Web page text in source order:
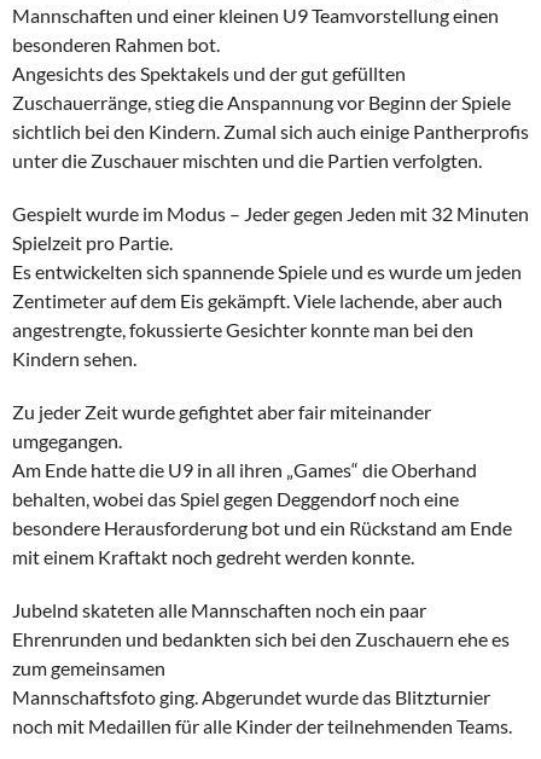
Mannschaften und einer kleinen U9 Teamvorstellung einen
besonderen Rahmen bot.
Angesichts des Spektakels und der gut gefüllten
Zuschauerränge, stieg die Anspannung vor Beginn der Spiele
sichtlich bei den Kindern. Zumal sich auch einige Pantherprofis
unter die Zuschauer mischten und die Partien verfolgten.
Gespielt wurde im Modus – Jeder gegen Jeden mit 32 Minuten
Spielzeit pro Partie.
Es entwickelten sich spannende Spiele und es wurde um jeden
Zentimeter auf dem Eis gekämpft. Viele lachende, aber auch
angestrengte, fokussierte Gesichter konnte man bei den
Kindern sehen.
Zu jeder Zeit wurde gefightet aber fair miteinander
umgegangen.
Am Ende hatte die U9 in all ihren „Games“ die Oberhand
behalten, wobei das Spiel gegen Deggendorf noch eine
besondere Herausforderung bot und ein Rückstand am Ende
mit einem Kraftakt noch gedreht werden konnte.
Jubelnd skateten alle Mannschaften noch ein paar
Ehrenrunden und bedankten sich bei den Zuschauern ehe es
zum gemeinsamen
Mannschaftsfoto ging. Abgerundet wurde das Blitzturnier
noch mit Medaillen für alle Kinder der teilnehmenden Teams.